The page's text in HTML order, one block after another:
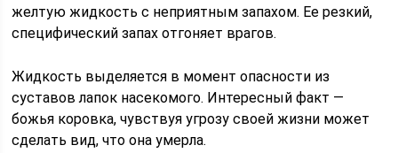
желтую жидкость с неприятным запахом. Ее резкий,
специфический запах отгоняет врагов.
Жидкость выделяется в момент опасности из
суставов лапок насекомого. Интересный факт —
божья коровка, чувствуя угрозу своей жизни может
сделать вид, что она умерла.